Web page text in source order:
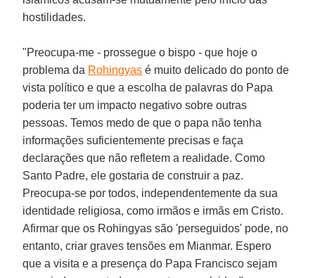
hostilidades.
"Preocupa-me - prossegue o bispo - que hoje o
problema da Rohingyas é muito delicado do ponto de
vista político e que a escolha de palavras do Papa
poderia ter um impacto negativo sobre outras
pessoas. Temos medo de que o papa não tenha
informações suficientemente precisas e faça
declarações que não refletem a realidade. Como
Santo Padre, ele gostaria de construir a paz.
Preocupa-se por todos, independentemente da sua
identidade religiosa, como irmãos e irmãs em Cristo.
Afirmar que os Rohingyas são 'perseguidos' pode, no
entanto, criar graves tensões em Mianmar. Espero
que a visita e a presença do Papa Francisco sejam